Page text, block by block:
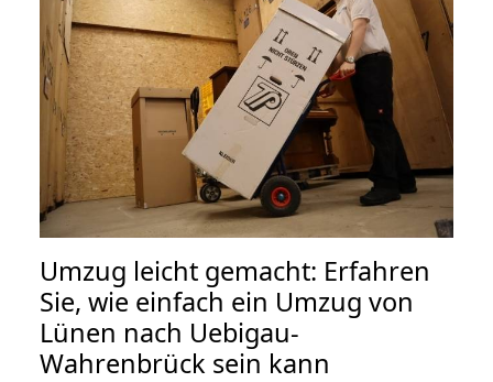
Umzug leicht gemacht: Erfahren
Sie, wie einfach ein Umzug von
Lünen nach Uebigau-
Wahrenbrück sein kann